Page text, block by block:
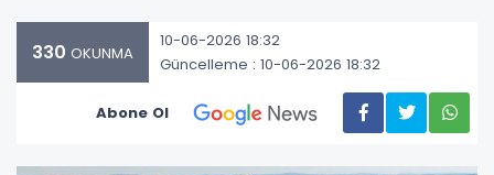
330 OKUNMA
10-06-2026 18:32
Güncelleme : 10-06-2026 18:32
Abone Ol